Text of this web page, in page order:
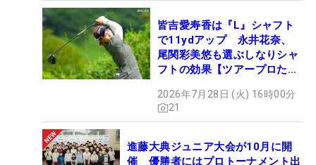
皆吉愛寿香は『L』シャフト
で11ydアップ 永井花奈、
尾関彩美悠も選ぶしなりシャ
フトの効果【ツアープロたち
2026年7月28日 (火) 16時00分
21
進藤大典ジュニア大会が10月に開
催 優勝者にはプロトーナメント出